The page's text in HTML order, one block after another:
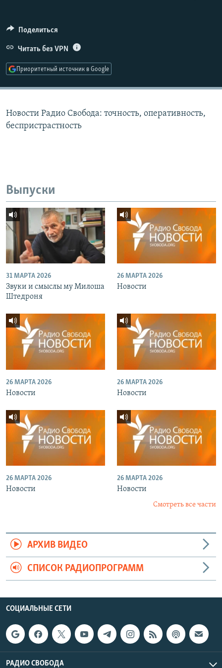
ПОДПИШИТЕСЬ НА РАССЫЛКУ
СОЦИАЛЬНЫЕ СЕТИ
Поделиться
Читать без VPN
Приоритетный источник в Google
Новости Радио Свобода: точность, оперативность,
беспристрастность
Выпуски
31 МАРТА 2026
Звуки и смыслы му Милоша
Штедроня
26 МАРТА 2026
Новости
26 МАРТА 2026
Новости
26 МАРТА 2026
Новости
26 МАРТА 2026
Новости
26 МАРТА 2026
Новости
Смотреть все части
АРХИВ ВИДЕО
СПИСОК РАДИОПРОГРАММ
СОЦИАЛЬНЫЕ СЕТИ
РАДИО СВОБОДА